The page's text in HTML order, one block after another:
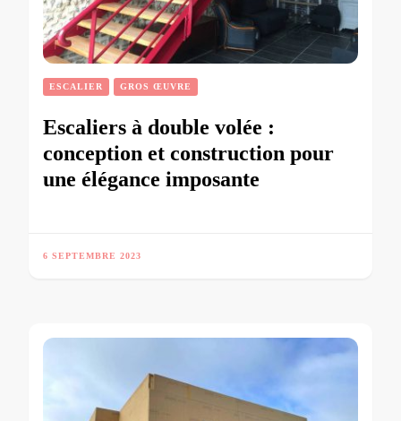
ESCALIER GROS ŒUVRE
Escaliers à double volée :
conception et construction pour
une élégance imposante
6 SEPTEMBRE 2023